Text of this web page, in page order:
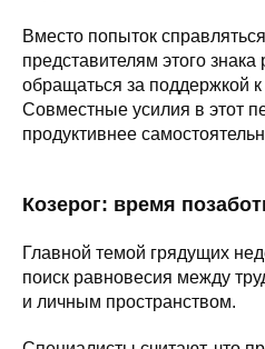
Вместо попыток
представителям этого
обращаться за поддержкой
Совместные усилия в этот
продуктивнее
Козерог: время
Главной темой грядущих
поиск равновесия между
и личным пространством.